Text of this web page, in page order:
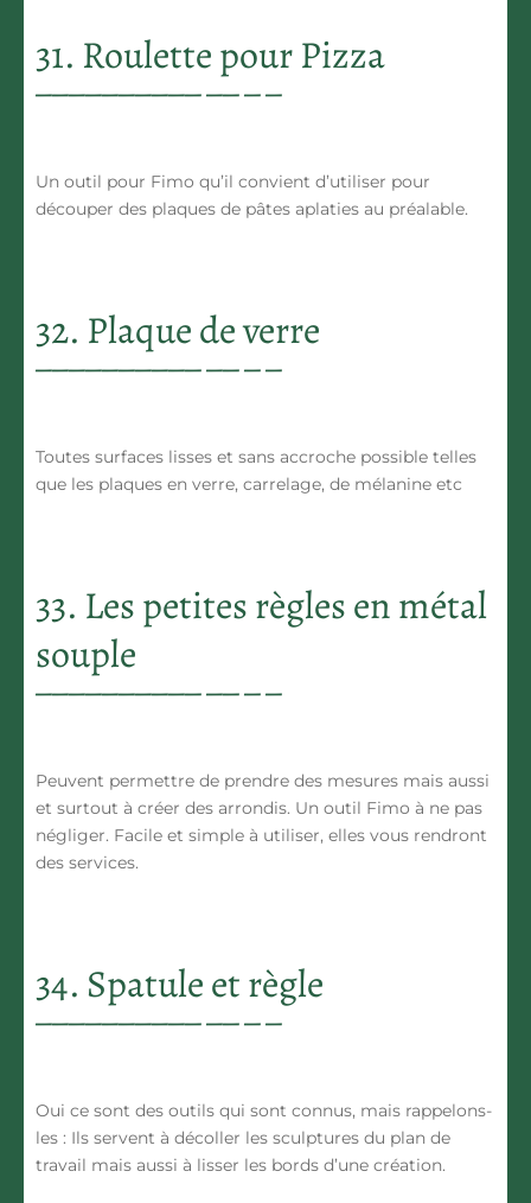
31. Roulette pour Pizza
Un outil pour Fimo qu’il convient d’utiliser pour
découper des plaques de pâtes aplaties au préalable.
32. Plaque de verre
Toutes surfaces lisses et sans accroche possible telles
que les plaques en verre, carrelage, de mélanine etc
33. Les petites règles en métal
souple
Peuvent permettre de prendre des mesures mais aussi
et surtout à créer des arrondis. Un outil Fimo à ne pas
négliger. Facile et simple à utiliser, elles vous rendront
des services.
34. Spatule et règle
Oui ce sont des outils qui sont connus, mais rappelons-
les : Ils servent à décoller les sculptures du plan de
travail mais aussi à lisser les bords d’une création.